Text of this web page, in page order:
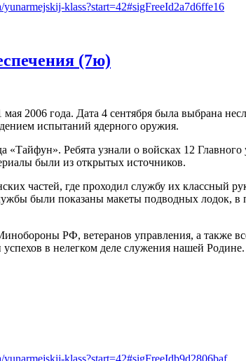
klass?start=42#sigFreeId2a7d6ffe16
(7ю)
2006 года. Дата 4 сентября была выбрана
испытаний ядерного оружия.
«Тайфун». Ребята узнали о войсках 12
были из открытых источников.
частей, где проходил службу их классный
были показаны макеты подводных лодок,
РФ, ветеранов управления, а также
в нелегком деле служения нашей Родине.